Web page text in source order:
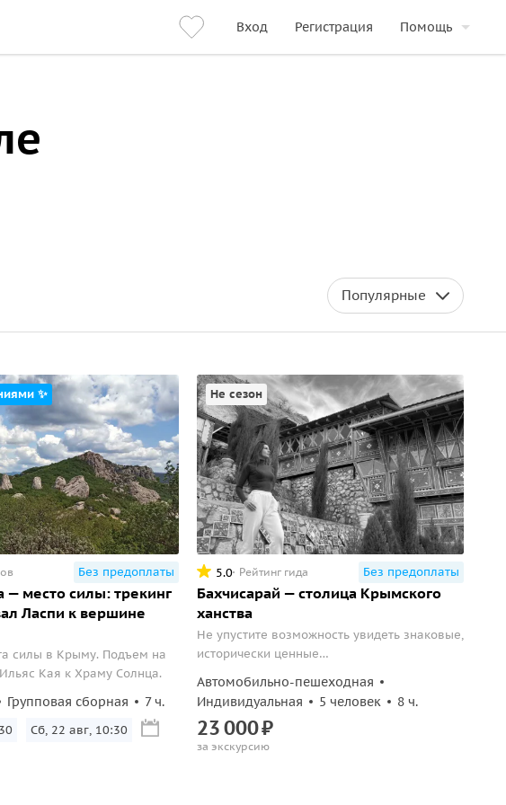
Вход Регистрация Помощь
Популярные
✨
Без предоплаты
— место силы: трекинг
Ласпи к вершине
силы в Крыму. Подъем на
Кая к Храму Солнца.
Групповая сборная 7 ч.
Сб, 22 авг, 10:30
Не сезон
5.0 Рейтинг гида Без предоплаты
Бахчисарай — столица Крымского
ханства
Не упустите возможность увидеть знаковые,
исторически ценные
день!
Автомобильно-пешеходная
Индивидуальная
5 человек 8 ч.
23000₽
за экскурсию